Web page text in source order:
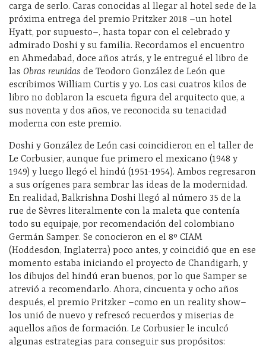
carga de serlo. Caras conocidas al llegar al hotel sede de la
próxima entrega del premio Pritzker 2018 –un hotel
Hyatt, por supuesto–, hasta topar con el celebrado y
admirado Doshi y su familia. Recordamos el encuentro
en Ahmedabad, doce años atrás, y le entregué el libro de
las Obras reunidas de Teodoro González de León que
escribimos William Curtis y yo. Los casi cuatros kilos de
libro no doblaron la escueta figura del arquitecto que, a
sus noventa y dos años, ve reconocida su tenacidad
moderna con este premio.
Doshi y González de León casi coincidieron en el taller de
Le Corbusier, aunque fue primero el mexicano (1948 y
1949) y luego llegó el hindú (1951-1954). Ambos regresaron
a sus orígenes para sembrar las ideas de la modernidad.
En realidad, Balkrishna Doshi llegó al número 35 de la
rue de Sèvres literalmente con la maleta que contenía
todo su equipaje, por recomendación del colombiano
Germán Samper. Se conocieron en el 8º CIAM
(Hoddesdon, Inglaterra) poco antes, y coincidió que en ese
momento estaba iniciando el proyecto de Chandigarh, y
los dibujos del hindú eran buenos, por lo que Samper se
atrevió a recomendarlo. Ahora, cincuenta y ocho años
después, el premio Pritzker –como en un reality show–
los unió de nuevo y refrescó recuerdos y miserias de
aquellos años de formación. Le Corbusier le inculcó
algunas estrategias para conseguir sus propósitos: